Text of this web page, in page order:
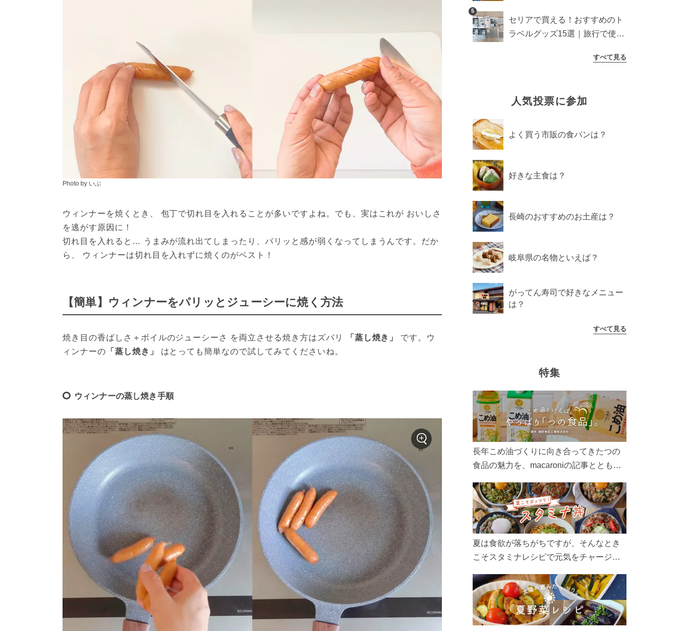
Photo by いぶ
ウィンナーを焼くとき、 包丁で切れ目を入れることが多いですよね。でも、実はこれが おいしさ
を逃がす原因に！
切れ目を入れると… うまみが流れ出てしまったり、パリッと感が弱くなってしまうんです。だか
ら、 ウィンナーは切れ目を入れずに焼くのがベスト！
【簡単】ウィンナーをパリッとジューシーに焼く方法
焼き目の香ばしさ＋ボイルのジューシーさ を両立させる焼き方はズバリ 「蒸し焼き」
です。ウ
ィンナーの 「蒸し焼き」 はとっても簡単なので試してみてくださいね。
ウィンナーの蒸し焼き手順
5
セリアで買える！おすすめのト
ラベルグッズ15選｜旅行で使う
すべて見る
人気投票に参加
よく買う市販の食パンは？
好きな主食は？
長崎のおすすめのお土産は？
岐阜県の名物といえば？
がってん寿司で好きなメニュー
は？
すべて見る
特集
長年こめ油づくりに向き合ってきたつの
食品の魅力を、macaroniの記事とともに
ん、製造現場や品質へのこだわりまで。
こめ油をもっと好きになるコンテンツを
ぜひお楽しみください。
夏は食欲が落ちがちですが、そんなとき
こそスタミナレシピで元気をチャージ！
リ食べて、夏バテを吹き飛ばしましょ
う！